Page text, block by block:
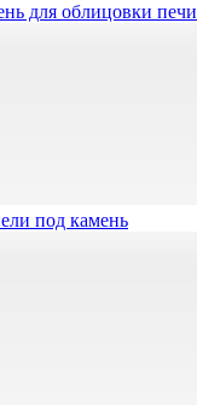
для облицовки печи
под камень